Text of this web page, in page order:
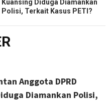
Kuansing Diduga Diamankan
Polisi, Terkait Kasus PETI?
Anggota DPRD
Diamankan Polisi,